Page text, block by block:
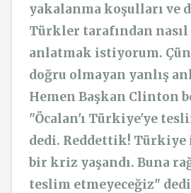
yakalanma koşulları ve
Türkler tarafından nasıl
anlatmak istiyorum.
doğru olmayan yanlış
Hemen Başkan Clinton
"Öcalan'ı Türkiye'ye
dedi. Reddettik!
bir kriz yaşandı. Buna
teslim etmeyeceğiz"